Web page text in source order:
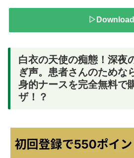
▷Download
白衣の天使の痴態！深夜
ぎ声。患者さんのためな
身的ナースを完全無料で
ザ！？